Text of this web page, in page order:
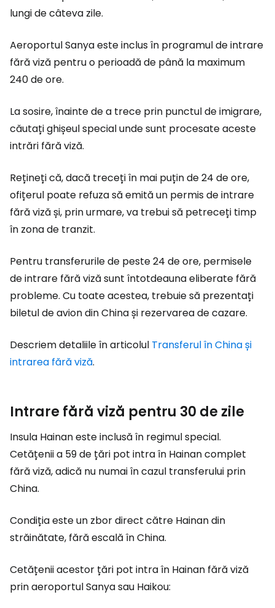
lungi de câteva zile.
Aeroportul Sanya este inclus în programul de intrare
fără viză pentru o perioadă de până la maximum
240 de ore.
La sosire, înainte de a trece prin punctul de imigrare,
căutați ghișeul special unde sunt procesate aceste
intrări fără viză.
Rețineți că, dacă treceți în mai puțin de 24 de ore,
ofițerul poate refuza să emită un permis de intrare
fără viză și, prin urmare, va trebui să petreceți timp
în zona de tranzit.
Pentru transferurile de peste 24 de ore, permisele
de intrare fără viză sunt întotdeauna eliberate fără
probleme. Cu toate acestea, trebuie să prezentați
biletul de avion din China și rezervarea de cazare.
Descriem detaliile în articolul Transferul în China și
intrarea fără viză.
Intrare fără viză pentru 30 de zile
Insula Hainan este inclusă în regimul special.
Cetățenii a 59 de țări pot intra în Hainan complet
fără viză, adică nu numai în cazul transferului prin
China.
Condiția este un zbor direct către Hainan din
străinătate, fără escală în China.
Cetățenii acestor țări pot intra în Hainan fără viză
prin aeroportul Sanya sau Haikou: